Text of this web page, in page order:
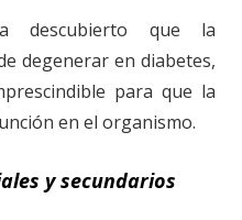
descubierto que la
degenerar en diabetes,
para que la
en el organismo.
y secundarios